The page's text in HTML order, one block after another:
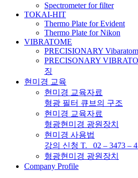
Spectrometer for filter
TOKAI-HIT
Thermo Plate for Evident
Thermo Plate for Nikon
VIBRATOME
PRECISIONARY
PRECISONARY
징
현미경 교육
현미경 교육자료
형광 필터 큐브의 구조
현미경 교육자료
형광현미경 광원장치
현미경 사용법
강의 신청 T. 02 – 3473 –
형광현미경 광원장치
Company Profile